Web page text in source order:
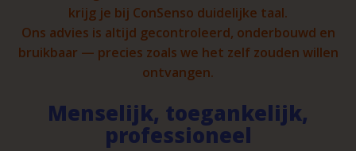
krijg je bij ConSenso duidelijke taal.
Ons advies is altijd gecontroleerd, onderbouwd en
bruikbaar — precies zoals we het zelf zouden willen
ontvangen.
Menselijk, toegankelijk,
professioneel